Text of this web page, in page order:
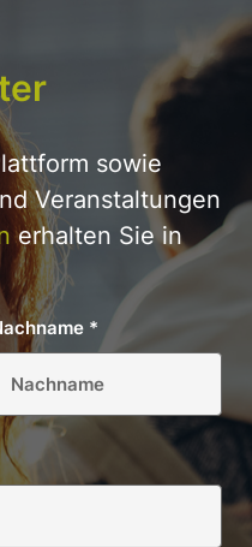
sowie
Veranstaltungen
erhalten Sie in
*